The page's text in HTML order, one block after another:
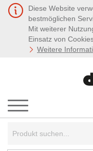
Diese Website
bestmöglichen
Mit weiterer
Einsatz von
Weitere
Menü